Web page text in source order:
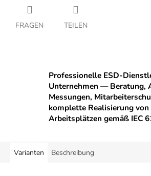
FRAGEN TEILEN
Professionelle ESD-
Unternehmen — Beratung,
Messungen,
komplette Realisierung von
Arbeitsplätzen gemäß IEC
Varianten Beschreibung